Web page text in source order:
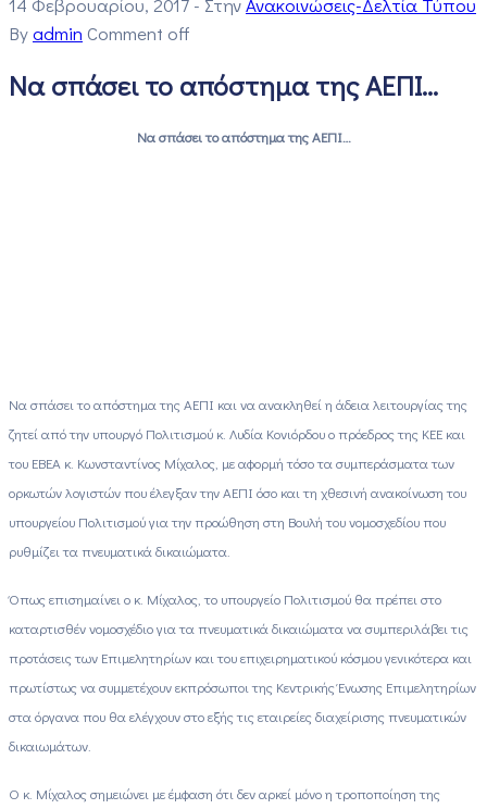
Byadmin Comment off
Να σπάσει το απόστημα της ΑΕΠΙ…
Να σπάσει το απόστημα της ΑΕΠΙ…
Να σπάσει το απόστημα της ΑΕΠΙ και να ανακληθεί η άδεια λειτουργίας της
ζητεί από την υπουργό Πολιτισμού κ. Λυδία Κονιόρδου ο πρόεδρος της ΚΕΕ και
του ΕΒΕΑ κ. Κωνσταντίνος Μίχαλος, με αφορμή τόσο τα συμπεράσματα των
ορκωτών λογιστών που έλεγξαν την ΑΕΠΙ όσο και τη χθεσινή ανακοίνωση του
υπουργείου Πολιτισμού για την προώθηση στη Βουλή του νομοσχεδίου που
ρυθμίζει τα πνευματικά δικαιώματα.
Όπως επισημαίνει ο κ. Μίχαλος, το υπουργείο Πολιτισμού θα πρέπει στο
καταρτισθέν νομοσχέδιο για τα πνευματικά δικαιώματα να συμπεριλάβει τις
προτάσεις των Επιμελητηρίων και του επιχειρηματικού κόσμου γενικότερα και
πρωτίστως να συμμετέχουν εκπρόσωποι της Κεντρικής Ένωσης Επιμελητηρίων
στα όργανα που θα ελέγχουν στο εξής τις εταιρείες διαχείρισης πνευματικών
δικαιωμάτων.
Ο κ. Μίχαλος σημειώνει με έμφαση ότι δεν αρκεί μόνο η τροποποίηση της